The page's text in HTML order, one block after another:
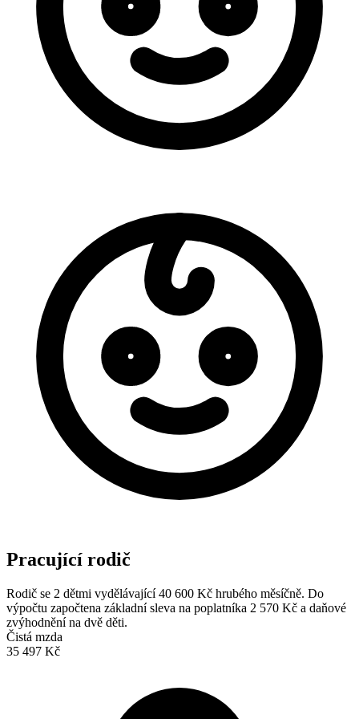
Pracující rodič
Rodič se 2 dětmi vydělávající 40 600 Kč hrubého měsíčně. Do
výpočtu započtena základní sleva na poplatníka 2 570 Kč a daňové
zvýhodnění na dvě děti.
Čistá mzda
35 497 Kč